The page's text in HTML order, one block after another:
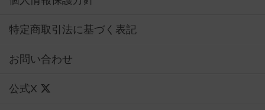
特定商取引法に基づく表記
お問い合わせ
公式X